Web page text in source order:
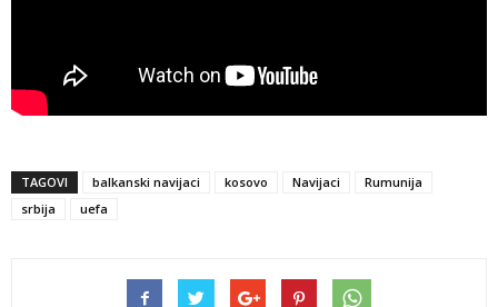
TAGOVI balkanski navijaci kosovo Navijaci
Rumunija
srbija
uefa